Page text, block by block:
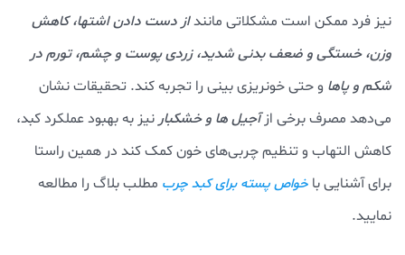
نیز فرد ممکن است مشکلاتی ماننداز دست دادن اشتها، کاهش
وزن، خستگی و ضعف بدنی شدید، زردی پوست و چشم، تورم در
شکم و پاها و حتی خونریزی بینی را تجربه کند. تحقیقات نشان
می‌دهد مصرف برخی ازآجیل ها و خشکبار نیز به بهبود عملکرد کبد،
کاهش التهاب و تنظیم چربی‌های خون کمک کند در همین راستا
برای آشنایی با خواص پسته برای کبد چرب مطلب بلاگ را مطالعه
نمایید.